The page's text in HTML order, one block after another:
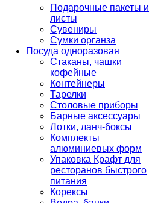
Подарочные пакеты и
листы
Сувениры
Сумки органза
Посуда одноразовая
Стаканы, чашки
кофейные
Контейнеры
Тарелки
Столовые приборы
Барные аксессуары
Лотки, ланч-боксы
Комплекты
алюминиевых форм
Упаковка Крафт для
ресторанов быстрого
питания
Корексы